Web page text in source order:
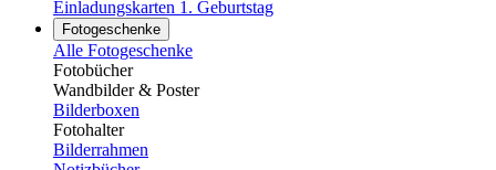
Einladungskarten 1. Geburtstag
Fotogeschenke
Alle Fotogeschenke
Fotobücher
Wandbilder & Poster
Bilderboxen
Fotohalter
Bilderrahmen